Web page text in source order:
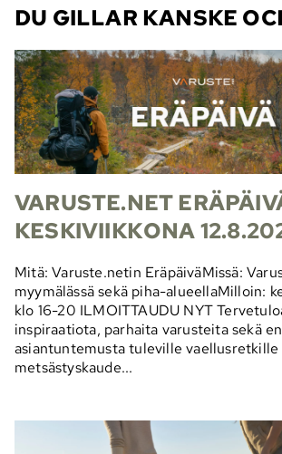
DU GILLAR KANSKE
VARUSTE.NET
KESKIVIIKKONA
Mitä: Varuste.netin EräpäiväMissä:
myymälässä sekä piha-alueellaMilloin:
klo 16-20 ILMOITTAUDU NYT
inspiraatiota, parhaita varusteita sekä
asiantuntemusta tuleville vaellusretkille
metsästyskaude...